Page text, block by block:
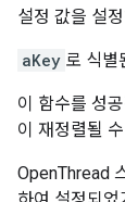
설정 값을 설
aKey 로 식별
이 함수를 성
이 재정렬될
OpenThread